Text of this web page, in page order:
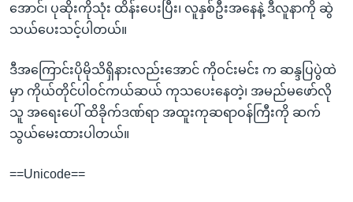
အောင်၊ ပုဆိုးကိုသုံး ထိန်းပေးပြီး၊ လူနှစ်ဦးအနေနဲ့ ဒီလူနာကို ဆွဲ
သယ်ပေးသင့်ပါတယ်။
ဒီအကြောင်းပိုမိုသိရှိနားလည်းအောင် ကိုဝင်းမင်း က ဆန္ဒပြပွဲထဲ
မှာ ကိုယ်တိုင်ပါဝင်ကယ်ဆယ် ကုသပေးနေတဲ့၊ အမည်မဖော်လို
သူ အရေးပေါ် ထိခိုက်ဒဏ်ရာ အထူးကုဆရာဝန်ကြီးကို ဆက်
သွယ်မေးထားပါတယ်။
==Unicode==